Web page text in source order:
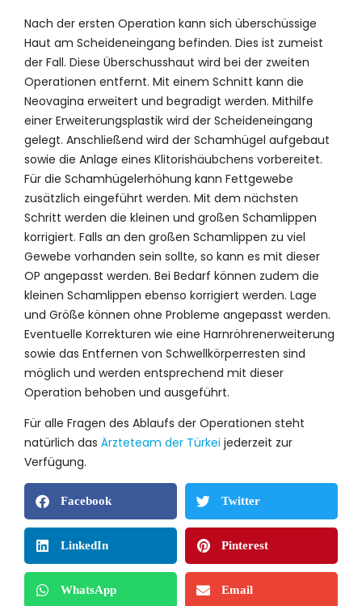
Nach der ersten Operation kann sich überschüssige
Haut am Scheideneingang befinden. Dies ist zumeist
der Fall. Diese Überschusshaut wird bei der zweiten
Operationen entfernt. Mit einem Schnitt kann die
Neovagina erweitert und begradigt werden. Mithilfe
einer Erweiterungsplastik wird der Scheideneingang
gelegt. Anschließend wird der Schamhügel aufgebaut
sowie die Anlage eines Klitorishäubchens vorbereitet.
Für die Schamhügelerhöhung kann Fettgewebe
zusätzlich eingeführt werden. Mit dem nächsten
Schritt werden die kleinen und großen Schamlippen
korrigiert. Falls an den großen Schamlippen zu viel
Gewebe vorhanden sein sollte, so kann es mit dieser
OP angepasst werden. Bei Bedarf können zudem die
kleinen Schamlippen ebenso korrigiert werden. Lage
und Größe können ohne Probleme angepasst werden.
Eventuelle Korrekturen wie eine Harnröhrenerweiterung
sowie das Entfernen von Schwellkörperresten sind
möglich und werden entsprechend mit dieser
Operation behoben und ausgeführt.
Für alle Fragen des Ablaufs der Operationen steht
natürlich das Ärzteteam der Türkei jederzeit zur
Verfügung.
Facebook Twitter
LinkedIn Pinterest
WhatsApp Email